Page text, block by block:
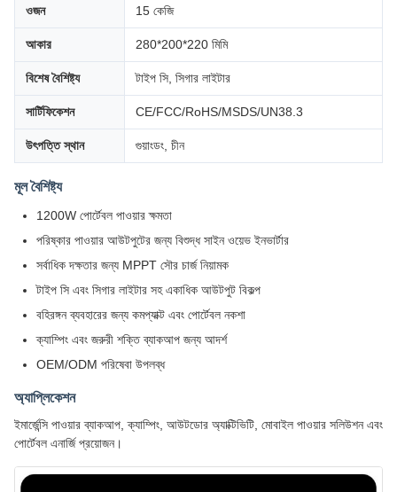
ওজন 15 কেজি
আকার 280*200*220 মিমি
বিশেষ বৈশিষ্ট্য টাইপ সি, সিগার লাইটার
সার্টিফিকেশন CE/FCC/RoHS/MSDS/UN38.3
উৎপত্তি স্থান গুয়াংডং, চীন
মূল বৈশিষ্ট্য
1200W পোর্টেবল পাওয়ার ক্ষমতা
পরিষ্কার পাওয়ার আউটপুটের জন্য বিশুদ্ধ সাইন ওয়েভ ইনভার্টার
সর্বাধিক দক্ষতার জন্য MPPT সৌর চার্জ নিয়ামক
টাইপ সি এবং সিগার লাইটার সহ একাধিক আউটপুট বিকল্প
বহিরঙ্গন ব্যবহারের জন্য কমপ্যাক্ট এবং পোর্টেবল নকশা
ক্যাম্পিং এবং জরুরী শক্তি ব্যাকআপ জন্য আদর্শ
OEM/ODM পরিষেবা উপলব্ধ
অ্যাপ্লিকেশন
ইমার্জেন্সি পাওয়ার ব্যাকআপ, ক্যাম্পিং, আউটডোর অ্যাক্টিভিটি, মোবাইল পাওয়ার সলিউশন এবং
পোর্টেবল এনার্জি প্রয়োজন।